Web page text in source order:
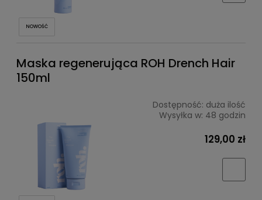
NOWOŚĆ
Maska regenerująca ROH Drench Hair
150ml
Dostępność: duża ilość
Wysyłka w: 48 godzin
129,00 zł